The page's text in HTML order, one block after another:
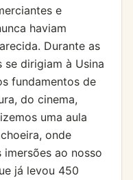
e
haviam
Durante as
se dirigiam à Usina
fundamentos de
do cinema,
uma aula
onde
imersões ao nosso
já levou 450